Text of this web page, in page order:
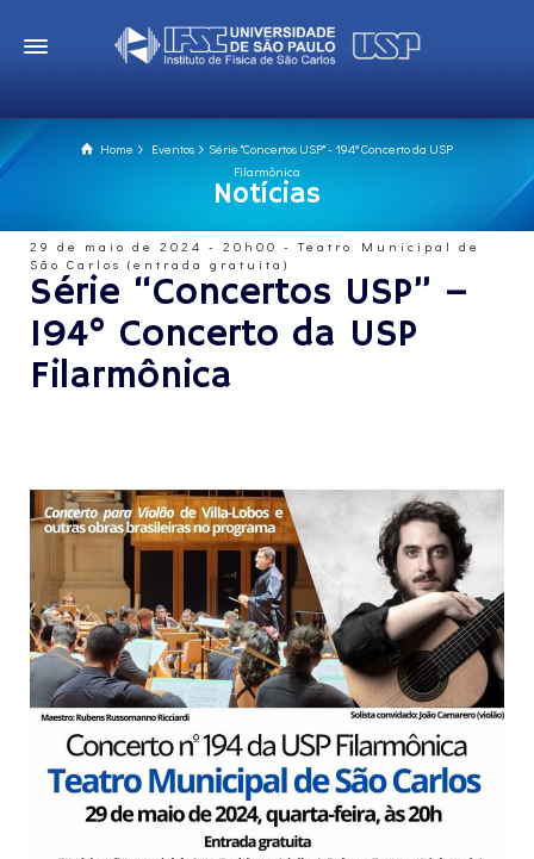
Home Eventos
Série "Concertos USP" - 194° Concerto da USP
Filarmônica
Notícias
29 de maio de 2024 - 20h00 - Teatro Municipal de
São Carlos (entrada gratuita)
Série “Concertos USP” –
194° Concerto da USP
Filarmônica